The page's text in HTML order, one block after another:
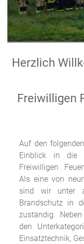
Herzlich
Freiwilligen
Auf den
Einblick in die
Freiwilligen
Als eine von
sind wir unter
Brandschutz in
zuständig.
den
Einsatztechnik,